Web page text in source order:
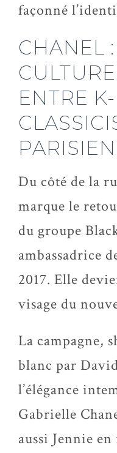
façonné
CHANEL
ENTRE
PARISIEN
Du côté de la
marque le
du groupe
ambassadrice
2017. Elle
visage du
La campagne,
blanc par
l’élégance
Gabrielle
aussi Jennie